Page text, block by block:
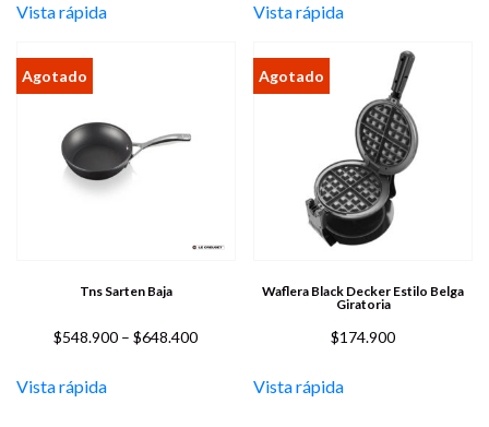
Vista rápida Vista rápida
Tns Sarten Baja
$548.900 – $648.400Price
$548.900
Vista rápida
Waflera Black Decker Estilo Belga
Giratoria
$174.900
Vista rápida